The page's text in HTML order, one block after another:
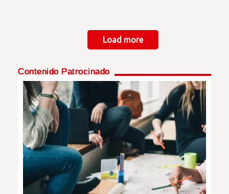
Load more
Contenido Patrocinado